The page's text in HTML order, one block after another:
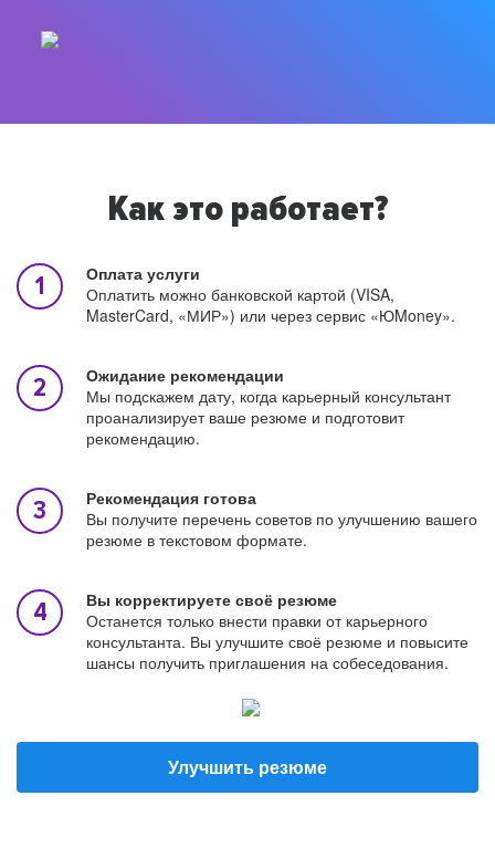
Как это работает?
Оплата услуги
Оплатить можно банковской картой (VISA,
MasterCard, «МИР») или через сервис «ЮMoney».
Ожидание рекомендации
Мы подскажем дату, когда карьерный консультант
проанализирует ваше резюме и подготовит
рекомендацию.
Рекомендация готова
Вы получите перечень советов по улучшению вашего
резюме в текстовом формате.
Вы корректируете своё резюме
Останется только внести правки от карьерного
консультанта. Вы улучшите своё резюме и повысите
шансы получить приглашения на собеседования.
Улучшить резюме